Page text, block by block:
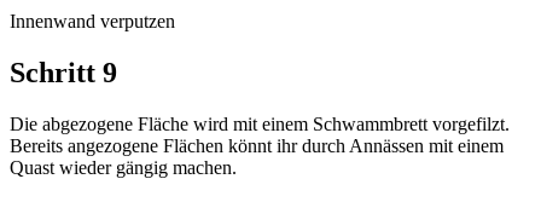
Innenwand verputzen
Schritt 9
Die abgezogene Fläche wird mit einem Schwammbrett vorgefilzt.
Bereits angezogene Flächen könnt ihr durch Annässen mit einem
Quast wieder gängig machen.